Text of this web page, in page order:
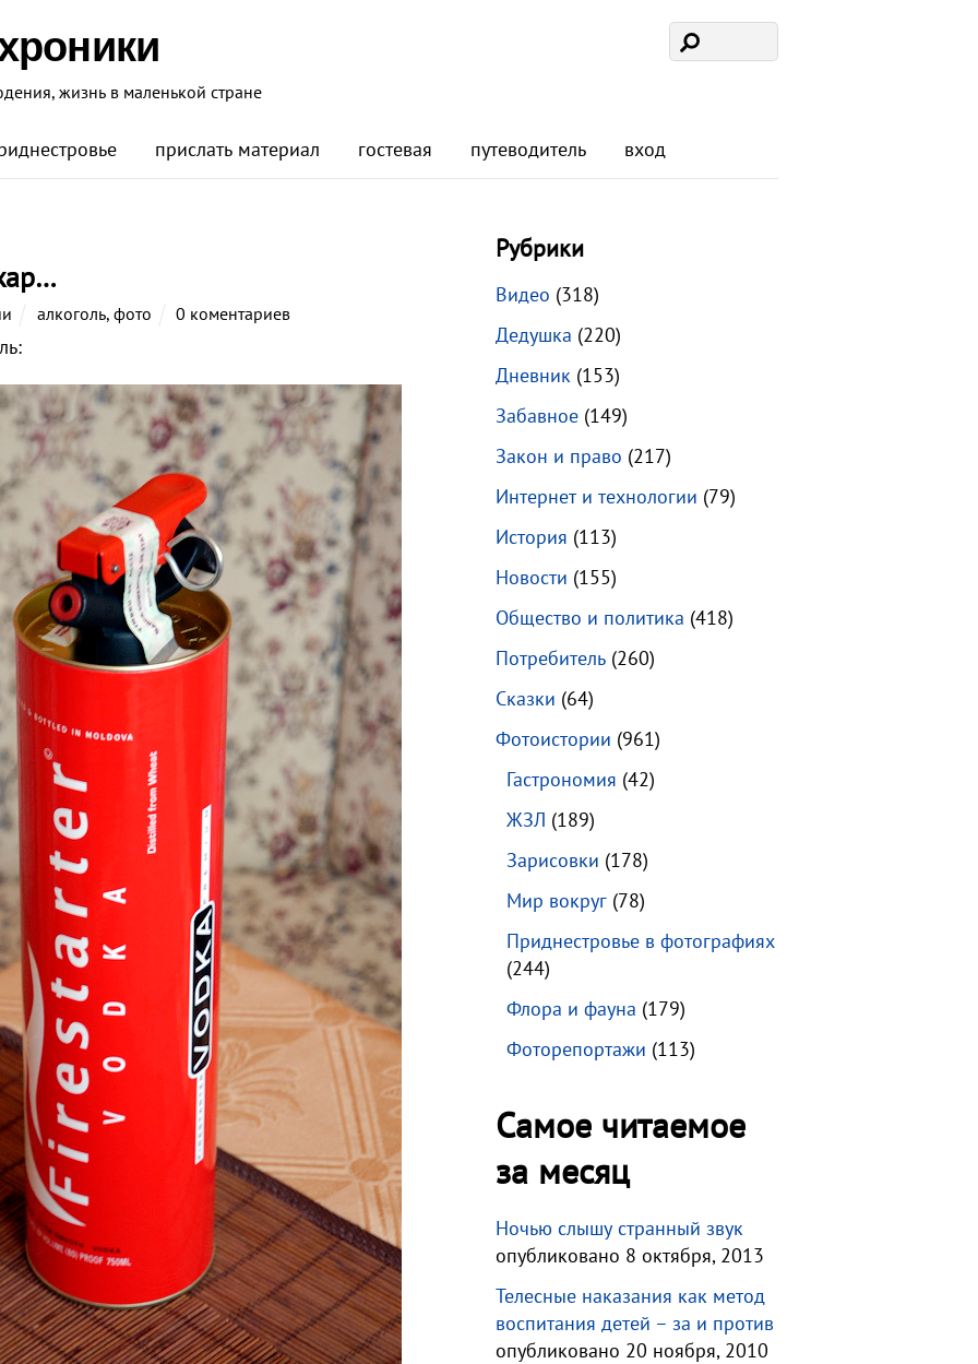
жизнь в маленькой стране
прислать материал гостевая путеводитель вход
алкоголь, фото 0 коментариев
Рубрики
Видео (318)
Дедушка (220)
Дневник(153)
Забавное(149)
Закон и право (217)
Интернет и технологии (79)
История (113)
Новости (155)
Общество и политика (418)
Потребитель(260)
Сказки (64)
Фотоистории (961)
Гастрономия (42)
ЖЗЛ (189)
Зарисовки (178)
Мир вокруг(78)
Приднестровье в фотографиях
(244)
Флора и фауна (179)
Фоторепортажи (113)
Самое читаемое
за месяц
Ночью слышу странный звук
опубликовано 8 октября, 2013
Телесные наказания как метод
воспитания детей – за и против
опубликовано 20 ноября, 2010